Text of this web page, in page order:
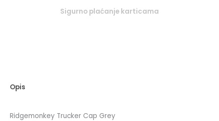
Sigurno plaćanje karticama
Opis
Ridgemonkey Trucker Cap Grey